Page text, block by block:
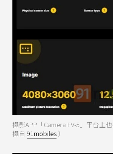
攝影APP「Camera FV-5」平台上
攝自 91mobiles ）